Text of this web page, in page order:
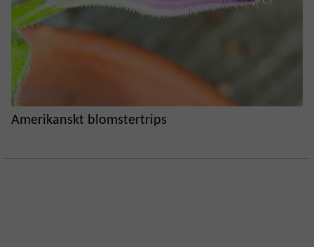
Amerikanskt blomstertrips